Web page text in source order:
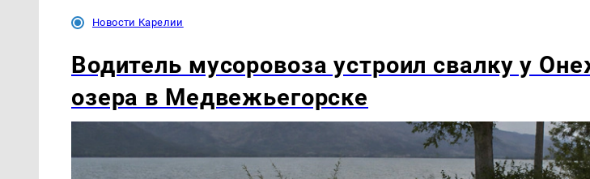
Новости Карелии
Водитель мусоровоза устроил свалку у
озера в Медвежьегорске